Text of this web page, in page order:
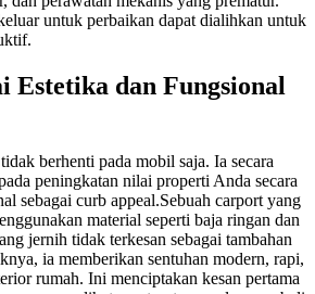
untuk perbaikan dapat dialihkan untuk
Estetika dan Fungsional
berhenti pada mobil saja. Ia secara
peningkatan nilai properti Anda secara
sebagai curb appeal.Sebuah carport yang
material seperti baja ringan dan
jernih tidak terkesan sebagai tambahan
ia memberikan sentuhan modern, rapi,
rumah. Ini menciptakan kesan pertama